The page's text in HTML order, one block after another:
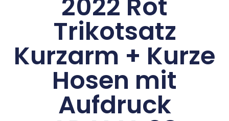
2022 Rot
Trikotsatz
Kurzarm + Kurze
Hosen mit
Aufdruck